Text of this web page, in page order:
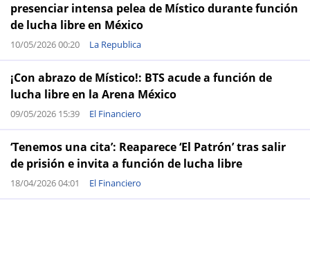
presenciar intensa pelea de Místico durante función
de lucha libre en México
10/05/2026 00:20 La Republica
¡Con abrazo de Místico!: BTS acude a función de
lucha libre en la Arena México
09/05/2026 15:39 El Financiero
‘Tenemos una cita’: Reaparece ‘El Patrón’ tras salir
de prisión e invita a función de lucha libre
18/04/2026 04:01 El Financiero